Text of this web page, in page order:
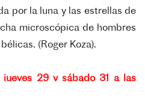
por la luna y las estrellas de
microscópica de hombres
bélicas. (Roger Koza).
jueves 29 y sábado 31 a las